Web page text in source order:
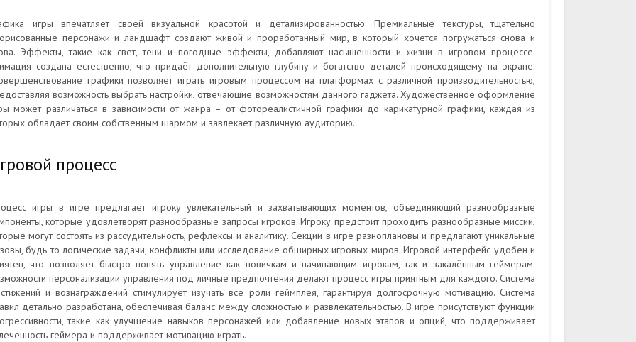
игры впечатляет своей визуальной красотой и детализированностью. Премиальные текстуры, тщательно
персонажи и ландшафт создают живой и проработанный мир, в который хочется погружаться снова и
Эффекты, такие как свет, тени и погодные эффекты, добавляют насыщенности и жизни в игровом процессе.
создана естественно, что придаёт дополнительную глубину и богатство деталей происходящему на экране.
графики позволяет играть игровым процессом на платформах с различной производительностью,
возможность выбрать настройки, отвечающие возможностям данного гаджета. Художественное оформление
может различаться в зависимости от жанра – от фотореалистичной графики до карикатурной графики, каждая из
обладает своим собственным шармом и завлекает различную аудиторию.
процесс
игры в игре предлагает игроку увлекательный и захватывающих моментов, объединяющий разнообразные
которые удовлетворят разнообразные запросы игроков. Игроку предстоит проходить разнообразные миссии,
могут состоять из рассудительность, рефлексы и аналитику. Секции в игре разноплановы и предлагают уникальные
будь то логические задачи, конфликты или исследование обширных игровых миров. Игровой интерфейс удобен и
что позволяет быстро понять управление как новичкам и начинающим игрокам, так и закалённым геймерам.
персонализации управления под личные предпочтения делают процесс игры приятным для каждого. Система
и вознаграждений стимулирует изучать все роли геймплея, гарантируя долгосрочную мотивацию. Система
детально разработана, обеспечивая баланс между сложностью и развлекательностью. В игре присутствуют функции
такие как улучшение навыков персонажей или добавление новых этапов и опций, что поддерживает
геймера и поддерживает мотивацию играть.